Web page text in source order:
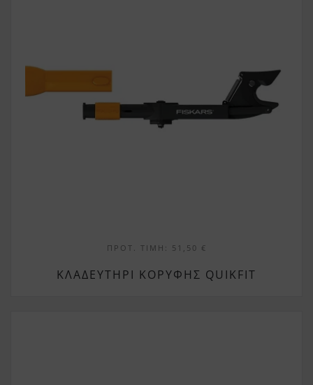
ΠΡΟΤ. ΤΙΜΉ: 51,50 €
ΚΛΑΔΕΥΤΉΡΙ ΚΟΡΥΦΉΣ QUIKFIT